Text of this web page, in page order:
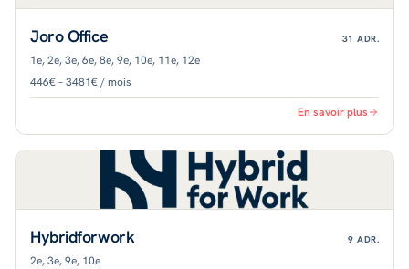
Joro Office 31 ADR.
1e, 2e, 3e, 6e, 8e, 9e, 10e, 11e, 12e
446€ – 3481€ / mois
En savoir plus
Hybridforwork 9 ADR.
2e, 3e, 9e, 10e